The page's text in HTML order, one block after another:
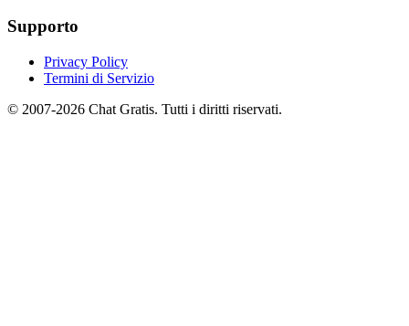
Supporto
Privacy Policy
Termini di Servizio
© 2007-2026 Chat Gratis. Tutti i diritti riservati.